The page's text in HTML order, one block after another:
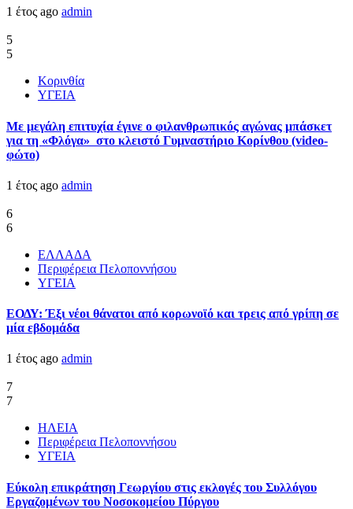
1 έτος ago admin
5
5
Κορινθία
ΥΓΕΙΑ
Με μεγάλη επιτυχία έγινε ο φιλανθρωπικός αγώνας μπάσκετ
για τη «Φλόγα» στο κλειστό Γυμναστήριο Κορίνθου (video-
φώτο)
1 έτος ago admin
6
6
ΕΛΛΑΔΑ
Περιφέρεια Πελοποννήσου
ΥΓΕΙΑ
ΕΟΔΥ: Έξι νέοι θάνατοι από κορωνοϊό και τρεις από γρίπη σε
μία εβδομάδα
1 έτος ago admin
7
7
ΗΛΕΙΑ
Περιφέρεια Πελοποννήσου
ΥΓΕΙΑ
Εύκολη επικράτηση Γεωργίου στις εκλογές του Συλλόγου
Εργαζομένων του Νοσοκομείου Πύργου